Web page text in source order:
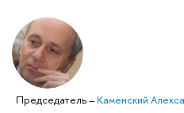
Председатель– Каменский